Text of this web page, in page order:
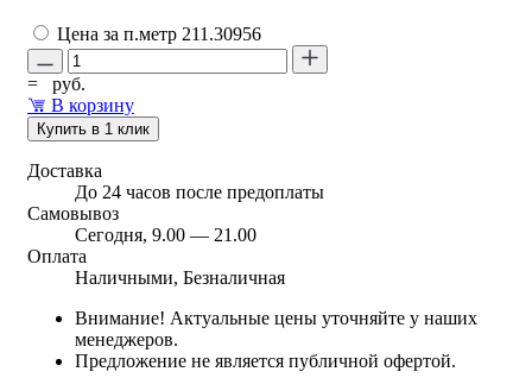
Цена за п.метр 211.30956
=
руб.
В корзину
Купить в 1 клик
Доставка
До 24 часов после предоплаты
Самовывоз
Сегодня, 9.00 — 21.00
Оплата
Наличными, Безналичная
Внимание! Актуальные цены уточняйте у наших
менеджеров.
Предложение не является публичной офертой.